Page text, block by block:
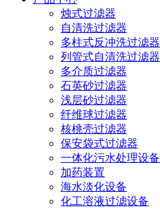
烛式过滤器
自清洗过滤器
多柱式反冲洗过滤器
列管式自清洗过滤器
多介质过滤器
石英砂过滤器
浅层砂过滤器
纤维球过滤器
核桃壳过滤器
保安袋式过滤器
一体化污水处理设备
加药装置
海水淡化设备
化工溶液过滤设备